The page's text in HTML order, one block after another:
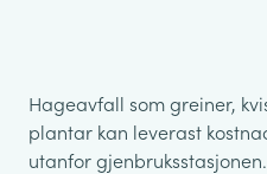
Hageavfall som greiner,
plantar kan leverast
utanfor